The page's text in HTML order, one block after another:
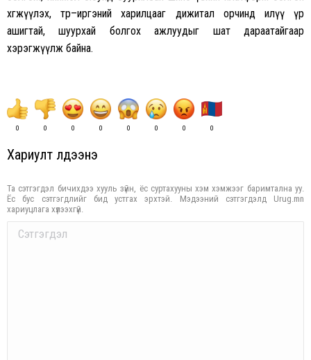
хөгжүүлэх, төр–иргэний харилцааг дижитал орчинд илүү үр
ашигтай, шуурхай болгох ажлуудыг шат дараатайгаар
хэрэгжүүлж байна.
0 0 0 0 0 0 0 0
Хариулт үлдээнэ үү
Та сэтгэгдэл бичихдээ хууль зүйн, ёс суртахууны хэм хэмжээг баримтална уу.
Ёс бус сэтгэгдлийг бид устгах эрхтэй. Мэдээний сэтгэгдэлд Urug.mn
хариуцлага хүлээхгүй.
Comment